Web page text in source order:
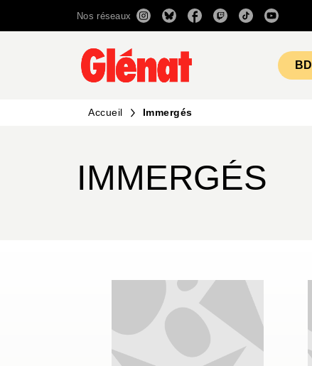
RECHERCHE CONTENU
Nos réseaux
BD
Accueil Immergés
IMMERGÉS